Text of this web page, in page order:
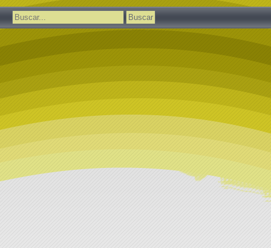
Buscar: